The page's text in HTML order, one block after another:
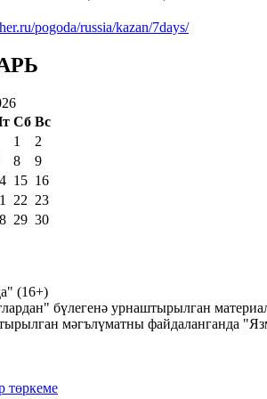
pogoda/russia/kazan/7days/
Сб Вс
1
2
8
9
15 16
22 23
29 30
(16+)
бүлегенә урнаштырылган
мәгълүматны файдаланганда
төркеме